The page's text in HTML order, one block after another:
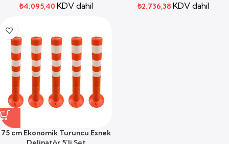
₺4.095,40 KDV dahil
₺2.736,38 KDV dahil
75 cm Ekonomik Turuncu Esnek